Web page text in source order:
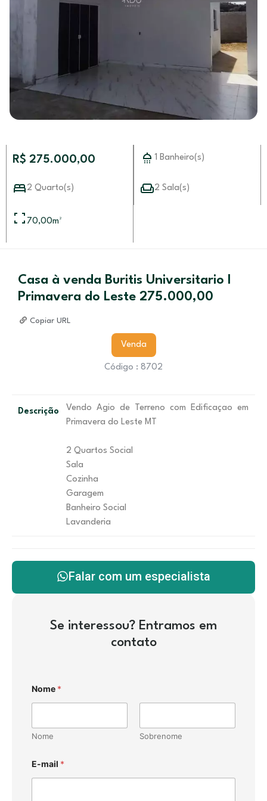
R$ 275.000,00 1 Banheiro(s)
2 Quarto(s) 2 Sala(s)
70,00m²
Casa à venda Buritis Universitario I
Primavera do Leste 275.000,00
Copiar URL
Venda
Código : 8702
Descrição
Vendo Agio de Terreno com Edificaçao em
Primavera do Leste MT
2 Quartos Social
Sala
Cozinha
Garagem
Banheiro Social
Lavanderia
Falar com um especialista
Se interessou? Entramos em
contato
Nome *
Nome Sobrenome
E-mail *